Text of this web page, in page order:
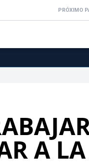
PRÓXIMO
A